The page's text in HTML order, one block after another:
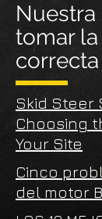
Nuestra
tomar
correcta
Skid Steer
Choosing
Your Site
Cinco
del motor